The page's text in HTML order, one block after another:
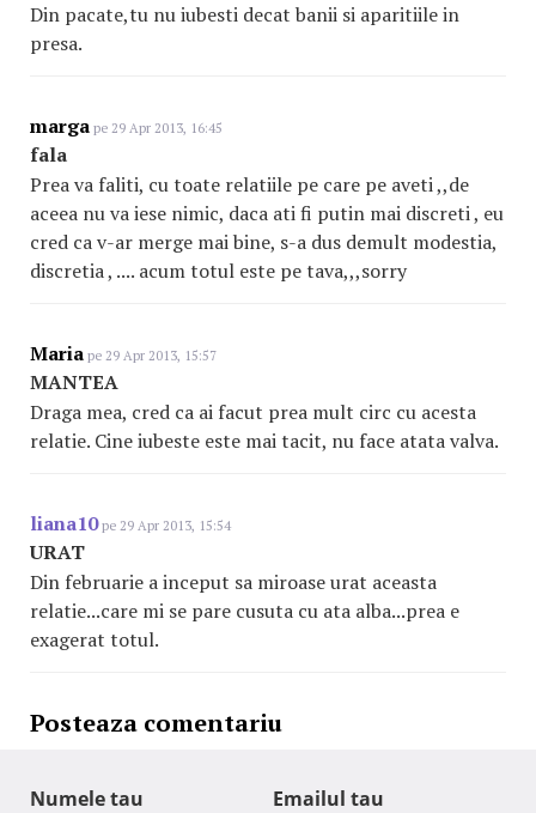
Din pacate,tu nu iubesti decat banii si aparitiile in
presa.
marga pe 29 Apr 2013, 16:45
fala
Prea va faliti, cu toate relatiile pe care pe aveti ,,de
aceea nu va iese nimic, daca ati fi putin mai discreti , eu
cred ca v-ar merge mai bine, s-a dus demult modestia,
discretia , .... acum totul este pe tava,,,sorry
Maria pe 29 Apr 2013, 15:57
MANTEA
Draga mea, cred ca ai facut prea mult circ cu acesta
relatie. Cine iubeste este mai tacit, nu face atata valva.
liana10pe 29 Apr 2013, 15:54
URAT
Din februarie a inceput sa miroase urat aceasta
relatie...care mi se pare cusuta cu ata alba...prea e
exagerat totul.
Posteaza comentariu
Numele tau Emailul tau